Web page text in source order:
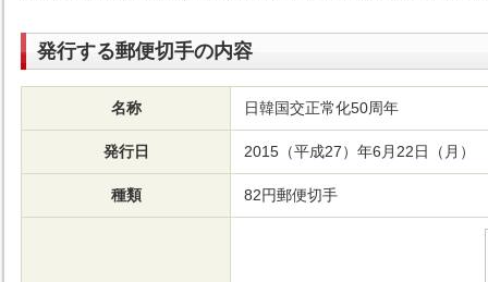
発行する郵便切手の内容
名称 日韓国交正常化50周年
発行日 2015（平成27）年6月22日（月）
種類 82円郵便切手